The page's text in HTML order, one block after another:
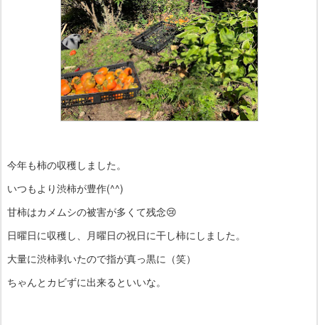
今年も柿の収穫しました。
いつもより渋柿が豊作(^^)
甘柿はカメムシの被害が多くて残念😢
日曜日に収穫し、月曜日の祝日に干し柿にしました。
大量に渋柿剥いたので指が真っ黒に（笑）
ちゃんとカビずに出来るといいな。